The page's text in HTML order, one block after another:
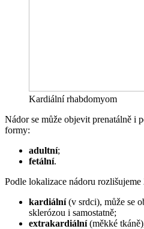
Kardiální rhabdomyom
Nádor se může objevit prenatálně i
formy:
adultní;
fetální.
Podle lokalizace nádoru rozlišujeme
kardiální(v srdci), může se
sklerózou i samostatně;
extrakardiální(měkké